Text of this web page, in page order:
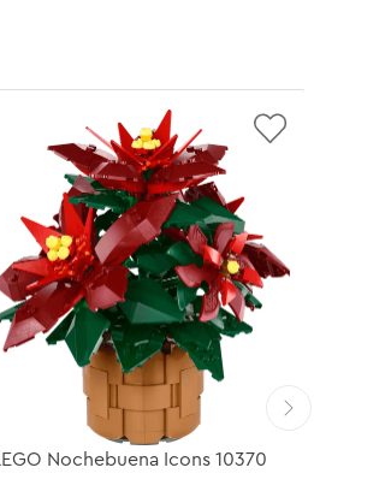
LEGO Nochebuena Icons 10370